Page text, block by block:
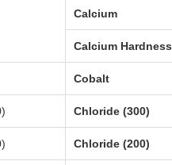
Calcium
Calcium Hardness
Cobalt
Chloride (300)
Chloride (200)